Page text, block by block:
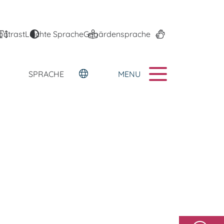
Leichte SpracheGebärdensprache
SPRACHE MENU